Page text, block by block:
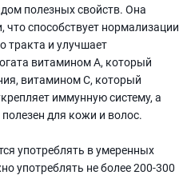
полезных свойств. Она
способствует нормализации
тракта и улучшает
витамином А, который
витамином С, который
иммунную систему, а
для кожи и волос.
употреблять в умеренных
употреблять не более 200-300